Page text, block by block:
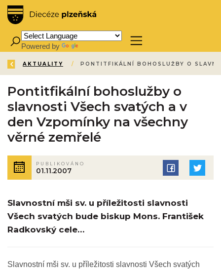
Powered by
ZPĚT
ÚVOD /
AKTUALITY /
Pontitfikální bohoslužby o
slavnosti Všech svatých a v
den Vzpomínky na všechny
věrné zemřelé
PUBLIKOVÁNO
01.11.2007
Slavnostní mši sv. u příležitosti slavnosti
Všech svatých bude biskup Mons. František
Radkovský cele…
Slavnostní mši sv. u příležitosti slavnosti Všech svatých